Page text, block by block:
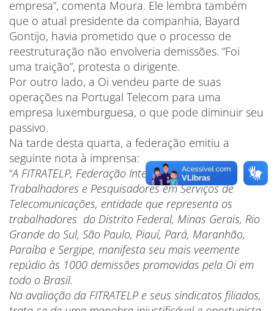
empresa”, comenta Moura. Ele lembra também
que o atual presidente da companhia, Bayard
Gontijo, havia prometido que o processo de
reestruturação não envolveria demissões. “Foi
uma traição”, protesta o dirigente.
Por outro lado, a Oi vendeu parte de suas
operações na Portugal Telecom para uma
empresa luxemburguesa, o que pode diminuir seu
passivo.
Na tarde desta quarta, a federação emitiu a
seguinte nota à imprensa:
“A FITRATELP, Federação Interestadual dos
Trabalhadores e Pesquisadores em Serviços de
Telecomunicações, entidade que representa os
trabalhadores do Distrito Federal, Minas Gerais, Rio
Grande do Sul, São Paulo, Piauí, Pará, Maranhão,
Paraíba e Sergipe, manifesta seu mais veemente
repúdio às 1000 demissões promovidas pela Oi em
todo o Brasil.
Na avaliação da FITRATELP e seus sindicatos filiados,